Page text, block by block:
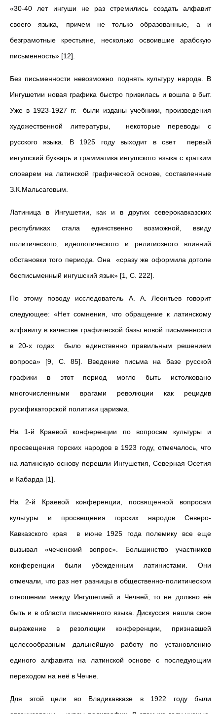
«30-40 лет ингуши не раз стремились создать алфавит
своего языка, причем не только образованные, а и
безграмотные крестьяне, несколько освоившие арабскую
письменность» [12].
Без письменности невозможно поднять культуру народа. В
Ингушетии новая графика быстро привилась и вошла в быт.
Уже в 1923-1927 гг. были изданы учебники, произведения
художественной литературы, некоторые переводы с
русского языка. В 1925 году выходит в свет первый
ингушский букварь и грамматика ингушского языка с кратким
словарем на латинской графической основе, составленные
З.К.Мальсаговым.
Латиница в Ингушетии, как и в других северокавказских
республиках стала единственно возможной, ввиду
политического, идеологического и религиозного влияний
обстановки того периода. Она «сразу же оформила дотоле
бесписьменный ингушский язык» [1, С. 222].
По этому поводу исследователь А. А. Леонтьев говорит
следующее: «Нет сомнения, что обращение к латинскому
алфавиту в качестве графической базы новой письменности
в 20-х годах было единственно правильным решением
вопроса» [9, С. 85]. Введение письма на базе русской
графики в этот период могло быть истолковано
многочисленными врагами революции как рецидив
русификаторской политики царизма.
На 1-й Краевой конференции по вопросам культуры и
просвещения горских народов в 1923 году, отмечалось, что
на латинскую основу перешли Ингушетия, Северная Осетия
и Кабарда [1].
На 2-й Краевой конференции, посвященной вопросам
культуры и просвещения горских народов Северо-
Кавказского края в июне 1925 года полемику все еще
вызывал «чеченский вопрос». Большинство участников
конференции были убежденным латинистами. Они
отмечали, что раз нет разницы в общественно-поли­тическом
отношении между Ингушетией и Чечней, то не должно её
быть и в области письменного языка. Дискуссия нашла свое
вы­ражение в резолюции конференции, признавшей
целесообразным дальнейшую работу по установлению
единого алфавита на латинской основе с последующим
переходом на неё в Чечне.
Для этой цели во Владикавказе в 1922 году были